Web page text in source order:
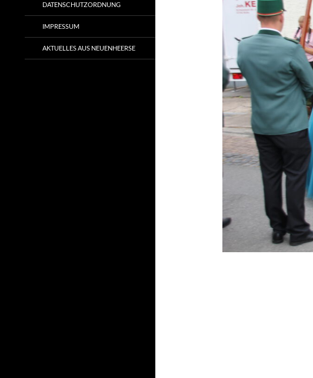
DATENSCHUTZORDNUNG
IMPRESSUM
AKTUELLES AUS NEUENHEERSE